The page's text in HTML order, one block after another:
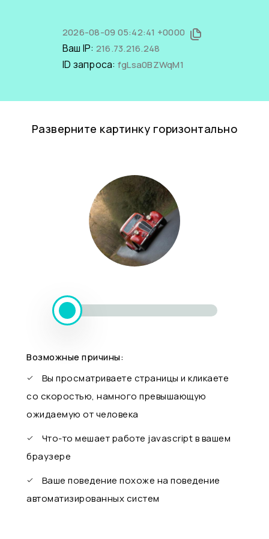
2026-08-09 05:42:41 +0000
Ваш IP: 216.73.216.248
ID запроса: fgLsa0BZWqM1
Разверните картинку горизонтально
Возможные причины:
Вы просматриваете страницы и кликаете
со скоростью, намного превышающую
ожидаемую от человека
Что-то мешает работе javascript в вашем
браузере
Ваше поведение похоже на поведение
автоматизированных систем